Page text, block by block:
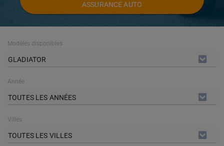
ASSURANCE AUTO
Modèles disponibles
GLADIATOR
Année
TOUTES LES ANNÉES
Villes
TOUTES LES VILLES